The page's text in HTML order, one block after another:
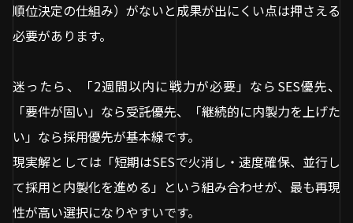
順位決定の仕組み）がないと成果が出にくい点は押さえる
必要があります。
迷ったら、「2週間以内に戦力が必要」ならSES優先、
「要件が固い」なら受託優先、「継続的に内製力を上げた
い」なら採用優先が基本線です。
現実解としては「短期はSESで火消し・速度確保、並行し
て採用と内製化を進める」という組み合わせが、最も再現
性が高い選択になりやすいです。